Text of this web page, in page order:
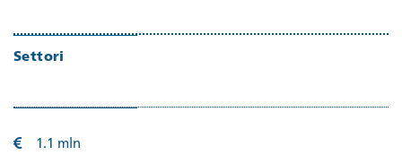
Settori
1.1 mln